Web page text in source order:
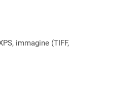
immagine (TIFF,